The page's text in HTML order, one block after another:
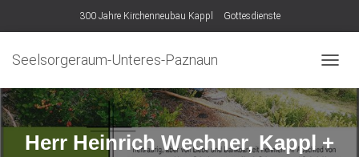
300 Jahre Kirchenneubau Kappl Gottesdienste
Seelsorgeraum-Unteres-Paznaun
A
V
I
A
Herr Heinrich Wechner, Kappl +